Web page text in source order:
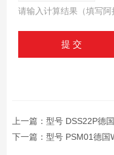
请输入计算结果（填写
上一篇： 型号 DSS22P德
下一篇： 型号 PSM01德国